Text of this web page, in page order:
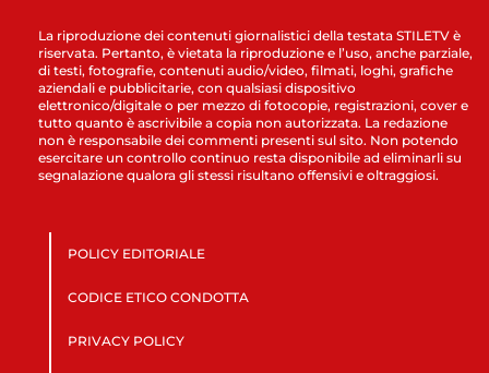
La riproduzione dei contenuti giornalistici della testata STILETV è
riservata. Pertanto, è vietata la riproduzione e l’uso, anche parziale,
di testi, fotografie, contenuti audio/video, filmati, loghi, grafiche
aziendali e pubblicitarie, con qualsiasi dispositivo
elettronico/digitale o per mezzo di fotocopie, registrazioni, cover e
tutto quanto è ascrivibile a copia non autorizzata. La redazione
non è responsabile dei commenti presenti sul sito. Non potendo
esercitare un controllo continuo resta disponibile ad eliminarli su
segnalazione qualora gli stessi risultano offensivi e oltraggiosi.
POLICY EDITORIALE
CODICE ETICO CONDOTTA
PRIVACY POLICY